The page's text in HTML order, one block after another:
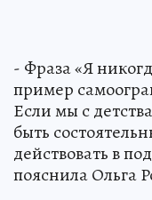
- Фраза «Я
пример
Если мы с
быть
действовать в
пояснила Ольга